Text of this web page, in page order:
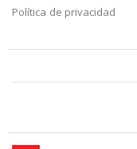
Política de privacidad